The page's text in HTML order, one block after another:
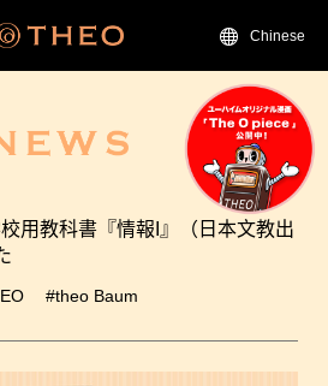
Chinese
用教科書『情報I』（日本文教出
#theo Baum